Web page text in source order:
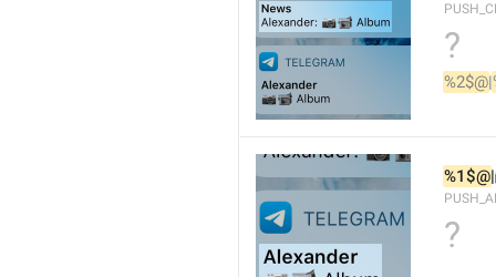
?
%2$@|
%1$@|
?